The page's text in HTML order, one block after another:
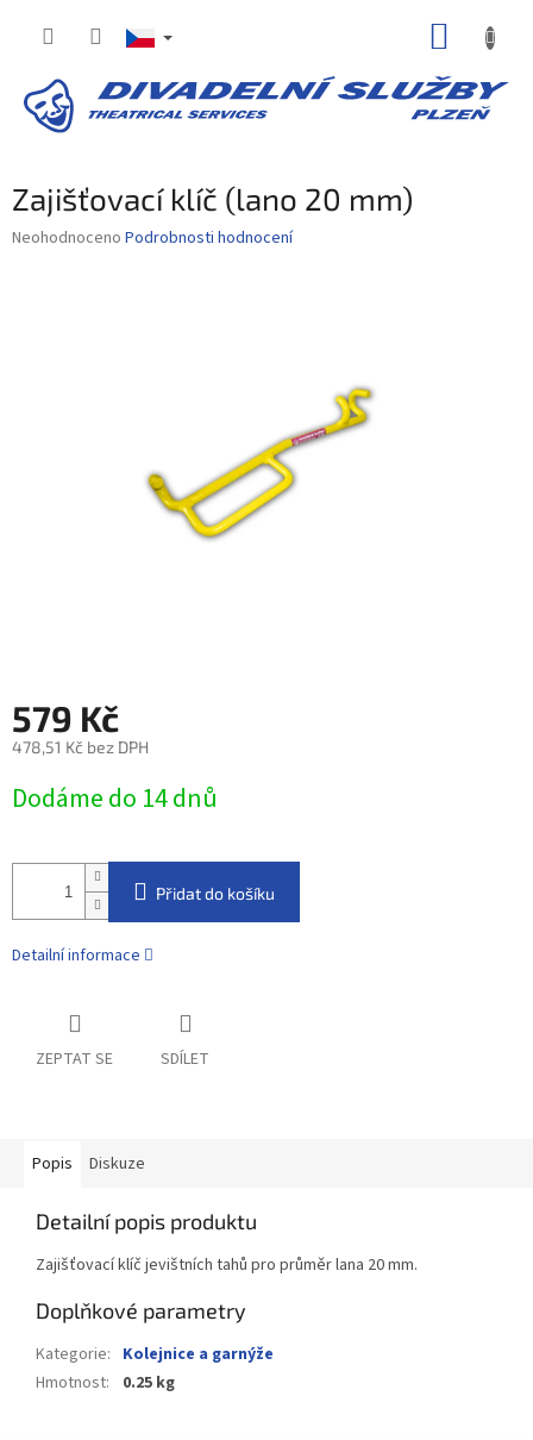
Zajišťovací klíč (lano 20 mm)
Průměrné
Neohodnoceno Podrobnosti hodnocení
579 Kč
478,51 Kč bez DPH
cena:
Dodáme do 14 dnů
Přidat do košíku
Detailní informace
ZEPTAT SE SDÍLET
Popis Diskuze
Detailní popis produktu
Zajišťovací klíč jevištních tahů pro průměr lana 20 mm.
Doplňkové parametry
Kategorie: Kolejnice a garnýže
Hmotnost: 0.25 kg